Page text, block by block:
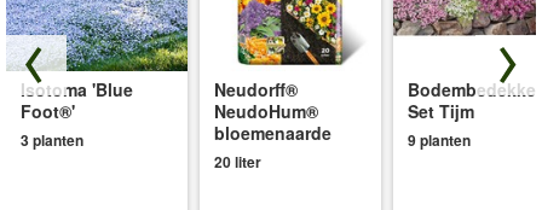
Isotoma 'Blue
Foot®'
3 planten
Neudorff®
NeudoHum®
bloemenaarde
20 liter
Bodembedekker
Set Tijm
9 planten